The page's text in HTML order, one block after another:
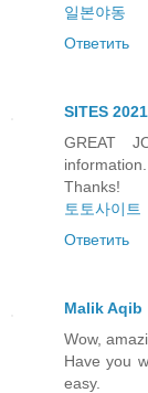
일본야동
Ответить
SITES 2021
GREAT
Thanks!
토토사이트
Ответить
Malik Aqib
Wow,
Have you
easy.